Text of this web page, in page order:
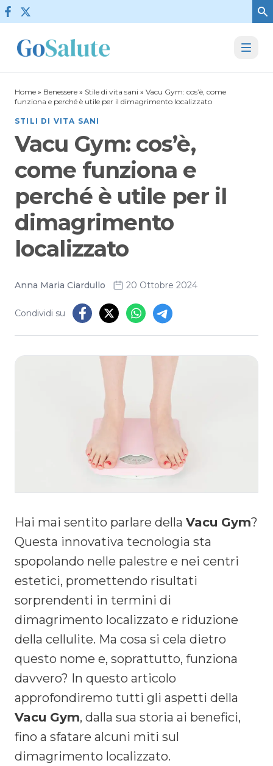
Vai al contenuto
Home » Benessere » Stile di vita sani » Vacu Gym: cos’è, come
funziona e perché è utile per il dimagrimento localizzato
STILI DI VITA SANI
Vacu Gym: cos’è,
come funziona e
perché è utile per il
dimagrimento
localizzato
Anna Maria Ciardullo 20 Ottobre 2024
Condividi su
Hai mai sentito parlare della Vacu Gym?
Questa innovativa tecnologia sta
spopolando nelle palestre e nei centri
estetici, promettendo risultati
sorprendenti in termini di
dimagrimento localizzato e riduzione
della cellulite. Ma cosa si cela dietro
questo nome e, soprattutto, funziona
davvero? In questo articolo
approfondiremo tutti gli aspetti della
Vacu Gym, dalla sua storia ai benefici,
fino a sfatare alcuni miti sul
dimagrimento localizzato.